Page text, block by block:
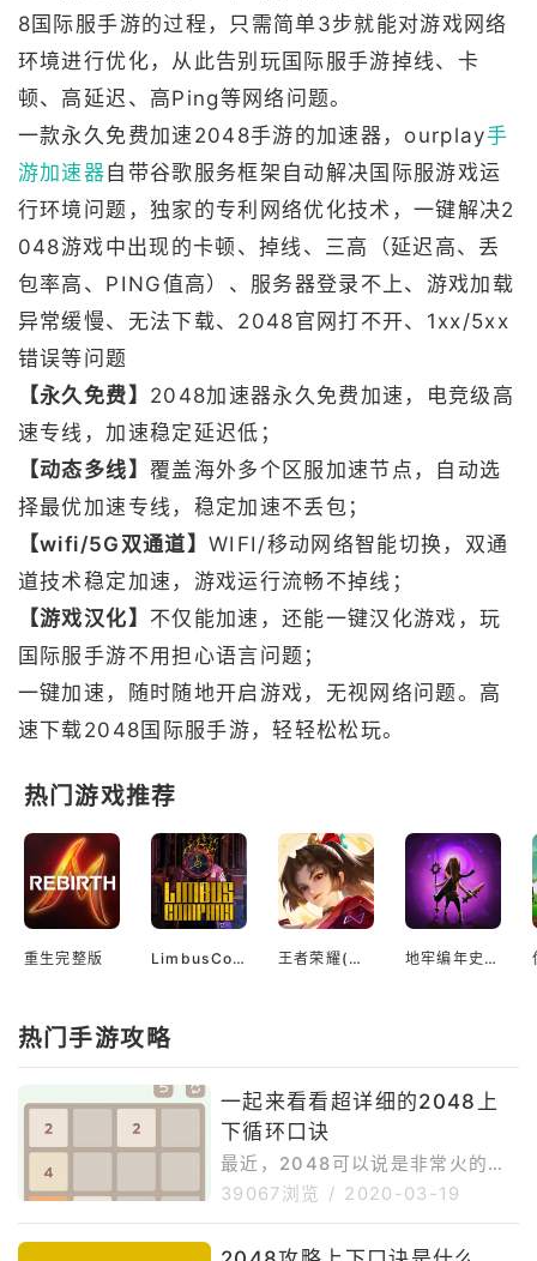
8国际服手游的过程，只需简单3步就能对游戏网络
环境进行优化，从此告别玩国际服手游掉线、卡
顿、高延迟、高Ping等网络问题。
一款永久免费加速2048手游的加速器，ourplay手
游加速器自带谷歌服务框架自动解决国际服游戏运
行环境问题，独家的专利网络优化技术，一键解决2
048游戏中出现的卡顿、掉线、三高（延迟高、丢
包率高、PING值高）、服务器登录不上、游戏加载
异常缓慢、无法下载、2048官网打不开、1xx/5xx
错误等问题
【永久免费】 2048加速器永久免费加速，电竞级高
速专线，加速稳定延迟低；
【动态多线】 覆盖海外多个区服加速节点，自动选
择最优加速专线，稳定加速不丢包；
【wifi/5G双通道】 WIFI/移动网络智能切换，双通
道技术稳定加速，游戏运行流畅不掉线；
【游戏汉化】 不仅能加速，还能一键汉化游戏，玩
国际服手游不用担心语言问题；
一键加速，随时随地开启游戏，无视网络问题。高
速下载2048国际服手游，轻轻松松玩。
热门游戏推荐
重生完整版 LimbusCompany官网 王者荣耀(国际服)安装 地牢编年史安卓中文版
热门手游攻略
一起来看看超详细的2048上
下循环口诀
最近，2048可以说是非常火的一
款游戏，大家都玩的怎么样了呢？
39067浏览 / 2020-03-19